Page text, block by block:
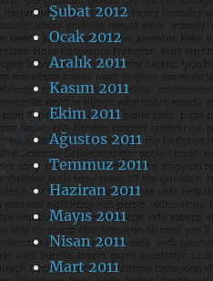
Şubat 2012
Ocak 2012
Aralık 2011
Kasım 2011
Ekim 2011
Ağustos 2011
Temmuz 2011
Haziran 2011
Mayıs 2011
Nisan 2011
Mart 2011